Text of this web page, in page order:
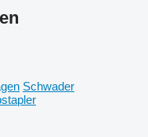
Schwader